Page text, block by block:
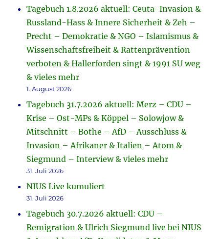
Tagebuch 1.8.2026 aktuell: Ceuta-Invasion &
Russland-Hass & Innere Sicherheit & Zeh –
Precht – Demokratie & NGO – Islamismus &
Wissenschaftsfreiheit & Rattenprävention
verboten & Hallerforden singt & 1991 SU weg
& vieles mehr
1. August 2026
Tagebuch 31.7.2026 aktuell: Merz – CDU –
Krise – Ost-MPs & Köppel – Solowjow &
Mitschnitt – Bothe – AfD – Ausschluss &
Invasion – Afrikaner & Italien – Atom &
Siegmund – Interview & vieles mehr
31. Juli 2026
NIUS Live kumuliert
31. Juli 2026
Tagebuch 30.7.2026 aktuell: CDU –
Remigration & Ulrich Siegmund live bei NIUS